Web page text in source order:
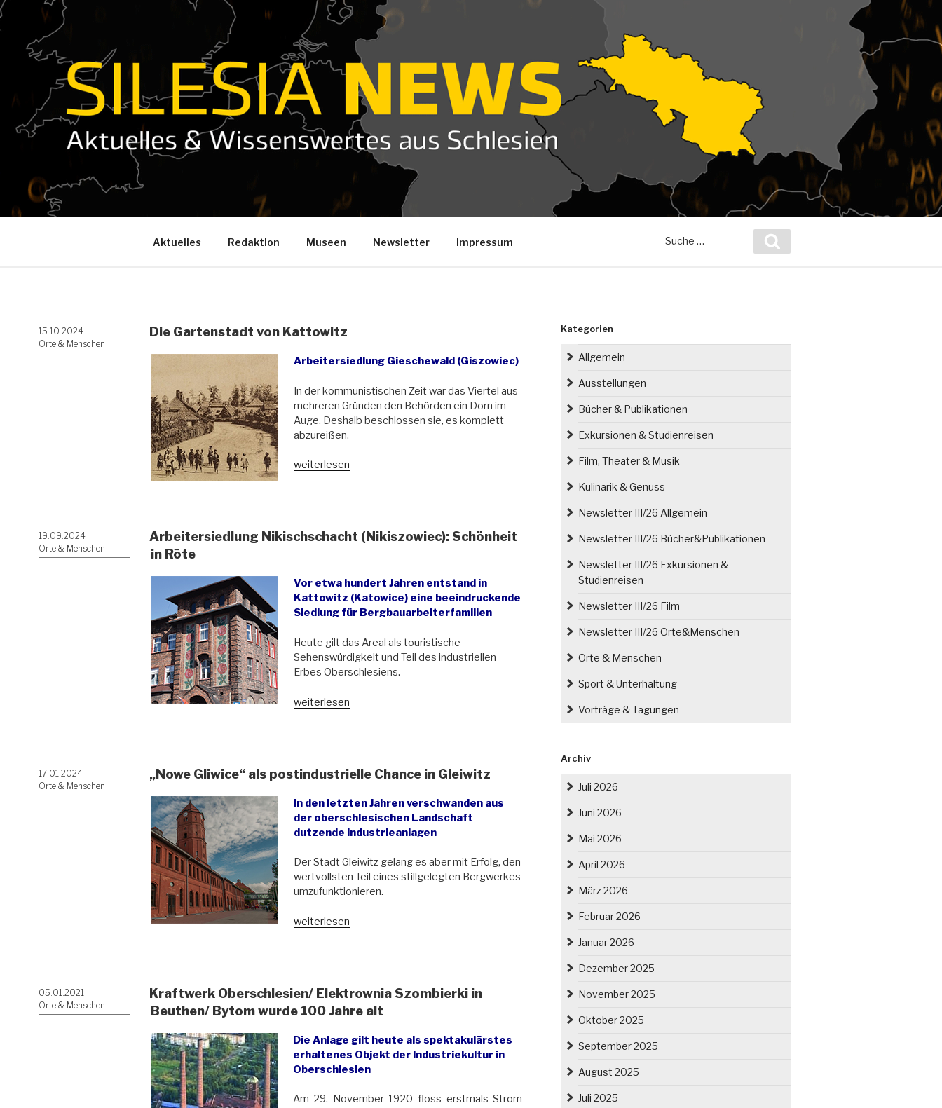
Zum
Inhalt
springen
Aktuelles Redaktion Museen Newsletter Impressum
nach:
Veröffentlicht
am
15.10.2024
Orte & Menschen
Die Gartenstadt von Kattowitz
Arbeitersiedlung Gieschewald (Giszowiec)
In der kommunistischen Zeit war das Viertel aus
mehreren Gründen den Behörden ein Dorn im
Auge. Deshalb beschlossen sie, es komplett
abzureißen.
„Die
weiterlesen
Veröffentlicht
am
19.09.2024
Orte & Menschen
Arbeitersiedlung Nikischschacht (Nikiszowiec): Schönheit
in Röte
Vor etwa hundert Jahren entstand in
Kattowitz (Katowice) eine beeindruckende
Siedlung für Bergbauarbeiterfamilien
Heute gilt das Areal als touristische
Sehenswürdigkeit und Teil des industriellen
Erbes Oberschlesiens.
„Arbeitersiedlung
Röte“
weiterlesen
Veröffentlicht
am
17.01.2024
Orte & Menschen
„Nowe Gliwice“ als postindustrielle Chance in Gleiwitz
In den letzten Jahren verschwanden aus
der oberschlesischen Landschaft
dutzende Industrieanlagen
Der Stadt Gleiwitz gelang es aber mit Erfolg, den
wertvollsten Teil eines stillgelegten Bergwerkes
umzufunktionieren.
„„Nowe
in
Gleiwitz“
weiterlesen
Veröffentlicht
am
05.01.2021
Orte & Menschen
Kraftwerk Oberschlesien/ Elektrownia Szombierki in
Beuthen/ Bytom wurde 100 Jahre alt
Die Anlage gilt heute als spektakulärstes
erhaltenes Objekt der Industriekultur in
Oberschlesien
Am 29. November 1920 floss erstmals Strom
Kategorien
Allgemein
Ausstellungen
Bücher & Publikationen
Exkursionen & Studienreisen
Film, Theater & Musik
Kulinarik & Genuss
Newsletter III/26 Allgemein
Newsletter III/26 Bücher&Publikationen
Newsletter III/26 Exkursionen &
Studienreisen
Newsletter III/26 Film
Newsletter III/26 Orte&Menschen
Orte & Menschen
Sport & Unterhaltung
Vorträge & Tagungen
Archiv
Juli 2026
Juni 2026
Mai 2026
April 2026
März 2026
Februar 2026
Januar 2026
Dezember 2025
November 2025
Oktober 2025
September 2025
August 2025
Juli 2025